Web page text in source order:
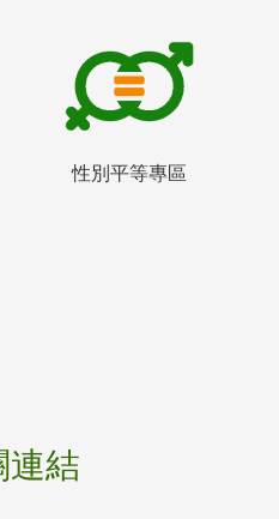
性別平等專區
連結